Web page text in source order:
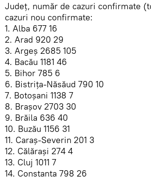
Județ, număr de cazuri confirmate
cazuri nou confirmate:
1. Alba 677 16
2. Arad 920 29
3. Argeș 2685 105
4. Bacău 1181 46
5. Bihor 785 6
6. Bistrița-Năsăud 790 10
7. Botoșani 1138 7
8. Brașov 2703 30
9. Brăila 636 40
10. Buzău 1156 31
11. Caraș-Severin 201 3
12. Călărași 274 4
13. Cluj 1011 7
14. Constanța 798 26